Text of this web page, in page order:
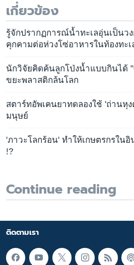
เกี่ยวข้อง
รู้จักปรากฏการณ์น้ำทะเลอุ่นเป็นวง
คุกคามต่อห่วงโซ่อาหารในท้องทะเ
นักวิจัยคิดค้นลูกโป่งน้ำแบบกินได้
ขยะพลาสติกล้นโลก
สตาร์ทอัพเคนยาทดลองใช้ 'ถ่านหุ
มนุษย์
'ภาวะโลกร้อน' ทำให้เกษตรกรใน
!?
Continue reading
ติดตามเรา